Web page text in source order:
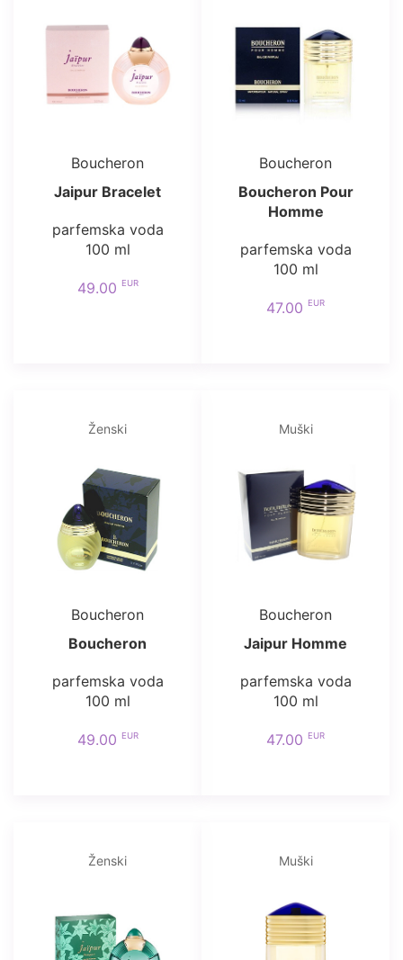
Boucheron
Jaipur Bracelet
parfemska voda
100 ml
49.00 EUR
Boucheron
Boucheron Pour
Homme
parfemska voda
100 ml
47.00 EUR
Ženski
Boucheron
Boucheron
parfemska voda
100 ml
49.00 EUR
Muški
Boucheron
Jaipur Homme
parfemska voda
100 ml
47.00 EUR
Ženski Muški